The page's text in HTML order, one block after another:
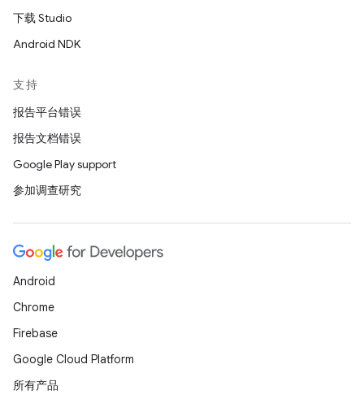
下载 Studio
Android NDK
支持
报告平台错误
报告文档错误
Google Play support
参加调查研究
Android
Chrome
Firebase
Google Cloud Platform
所有产品